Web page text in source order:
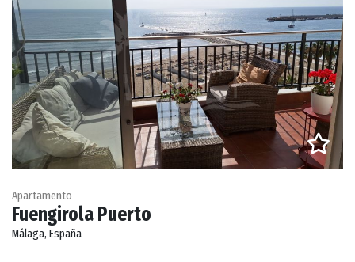
Apartamento
Fuengirola Puerto
Málaga, España